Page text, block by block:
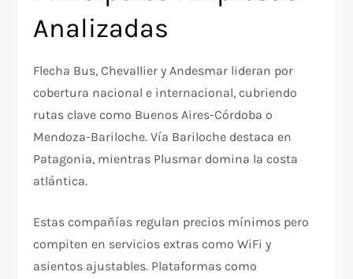
Analizadas
Flecha Bus, Chevallier y Andesmar lideran por
cobertura nacional e internacional, cubriendo
rutas clave como Buenos Aires-Córdoba o
Mendoza-Bariloche. Vía Bariloche destaca en
Patagonia, mientras Plusmar domina la costa
atlántica.
Estas compañías regulan precios mínimos pero
compiten en servicios extras como WiFi y
asientos ajustables. Plataformas como